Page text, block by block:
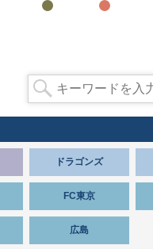
ドラゴンズ
FC東京
広島